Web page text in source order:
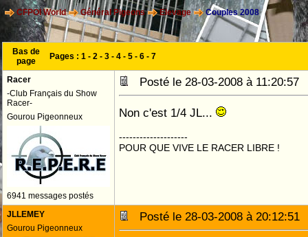
CFPOI World Général Pigeons Elevage Couples 2008
Bas de
page
Pages : 1 - 2 - 3 - 4 - 5 - 6 - 7
Racer
-Club Français du Show
Racer-
Gourou Pigeonneux
6941 messages postés
Posté le 28-03-2008 à
Non c'est 1/4 JL...
--------------------
POUR QUE VIVE LE RACER LIBRE !
JLLEMEY
Gourou Pigeonneux
Posté le 28-03-2008 à